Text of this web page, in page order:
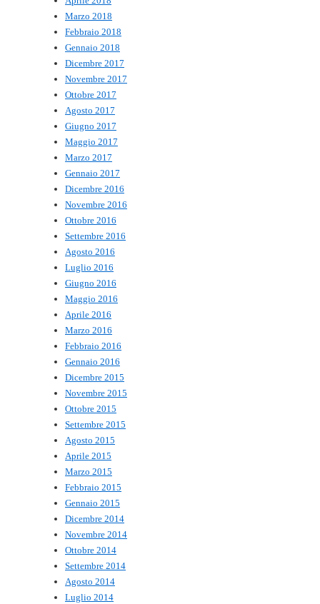
Marzo 2018
Febbraio 2018
Gennaio 2018
Dicembre 2017
Novembre 2017
Ottobre 2017
Agosto 2017
Giugno 2017
Maggio 2017
Marzo 2017
Gennaio 2017
Dicembre 2016
Novembre 2016
Ottobre 2016
Settembre 2016
Agosto 2016
Luglio 2016
Giugno 2016
Maggio 2016
Aprile 2016
Marzo 2016
Febbraio 2016
Gennaio 2016
Dicembre 2015
Novembre 2015
Ottobre 2015
Settembre 2015
Agosto 2015
Aprile 2015
Marzo 2015
Febbraio 2015
Gennaio 2015
Dicembre 2014
Novembre 2014
Ottobre 2014
Settembre 2014
Agosto 2014
Luglio 2014